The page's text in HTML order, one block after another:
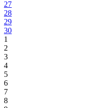
27
28
29
30
1
2
3
4
5
6
7
8